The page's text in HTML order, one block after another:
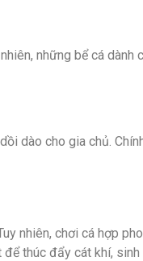
những bể cá dành
dào cho gia chủ.
nhiên, chơi cá hợp
thúc đẩy cát khí,